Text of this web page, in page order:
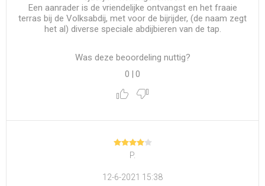
Een aanrader is de vriendelijke ontvangst en het fraaie
terras bij de Volksabdij, met voor de bijrijder, (de naam zegt
het al) diverse speciale abdijbieren van de tap.
Was deze beoordeling nuttig?
0 | 0
P.
12-6-2021 15:38